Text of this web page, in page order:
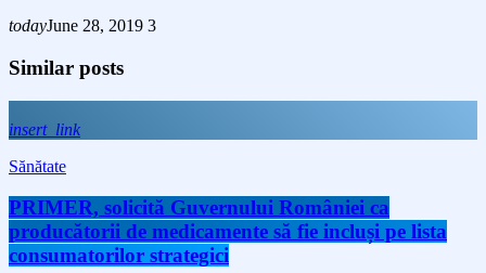
todayJune 28, 2019 3
Similar posts
insert_link
Sănătate
PRIMER, solicită Guvernului României ca
producătorii de medicamente să fie incluși pe lista
consumatorilor strategici